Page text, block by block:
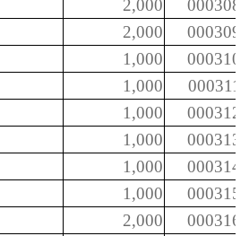
2,000
000308
2,000
000309
1,000
000310
1,000
000311
1,000
000312
1,000
000313
1,000
000314
1,000
000315
2,000
000316